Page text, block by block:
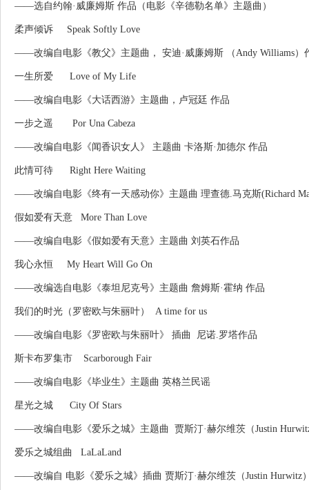
——选自约翰·威廉姆斯 作品（电影《辛德勒名单》主题曲）
柔声倾诉 Speak Softly Love
——改编自电影《教父》主题曲， 安迪·威廉姆斯 （Andy Williams）
一生所爱 Love of My Life
——改编自电影《大话西游》主题曲，卢冠廷 作品
一步之遥 Por Una Cabeza
——改编自电影《闻香识女人》 主题曲 卡洛斯·加德尔 作品
此情可待 Right Here Waiting
——改编自电影《终有一天感动你》主题曲 理查德.马克斯(Richard
假如爱有天意 More Than Love
——改编自电影《假如爱有天意》主题曲 刘英石作品
我心永恒 My Heart Will Go On
——改编选自电影《泰坦尼克号》主题曲 詹姆斯·霍纳 作品
我们的时光（罗密欧与朱丽叶） A time for us
——改编自电影《罗密欧与朱丽叶》 插曲 尼诺.罗塔作品
斯卡布罗集市 Scarborough Fair
——改编自电影《毕业生》主题曲 英格兰民谣
星光之城 City Of Stars
——改编自电影《爱乐之城》主题曲 贾斯汀·赫尔维茨（Justin
爱乐之城组曲 LaLaLand
——改编自 电影《爱乐之城》插曲 贾斯汀·赫尔维茨（Justin Hurwitz